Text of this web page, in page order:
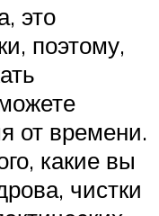
это
поэтому,
от времени.
какие вы
чистки